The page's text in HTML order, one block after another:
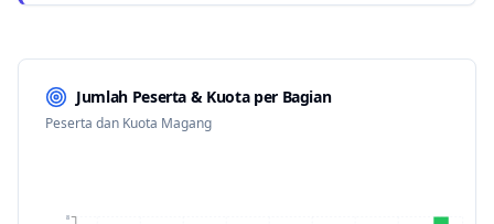
Jumlah Peserta & Kuota per Bagian
Peserta dan Kuota Magang
8